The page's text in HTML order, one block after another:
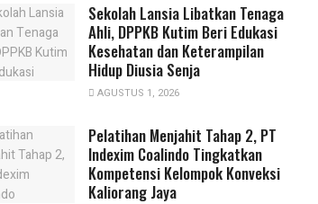
Sekolah Lansia Libatkan Tenaga
Ahli, DPPKB Kutim Beri Edukasi
Kesehatan dan Keterampilan
Hidup Diusia Senja
AGUSTUS 1, 2026
Pelatihan Menjahit Tahap 2, PT
Indexim Coalindo Tingkatkan
Kompetensi Kelompok Konveksi
Kaliorang Jaya